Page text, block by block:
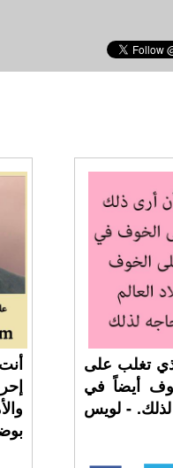
تغلب على
أيضاً في
لذلك. - لويس